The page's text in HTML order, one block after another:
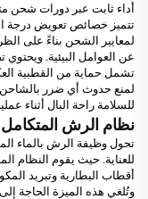
أداء ثابت عبر دورات شحن
تتميز خصائص تعويض درجة
لمعايير الشحن بناءً على
عن العوامل البيئية.
تشمل حماية من القطبية
لمنع حدوث أي ضرر بالشاحن
للسلامة راحة البال أثناء
نظام الرش المتكامل
تحول وظيفة الرش بالماء
للعناية. حيث يقوم النظام
أقطاب البطارية وتبريد
وتُلغي هذه الميزة الحاجة